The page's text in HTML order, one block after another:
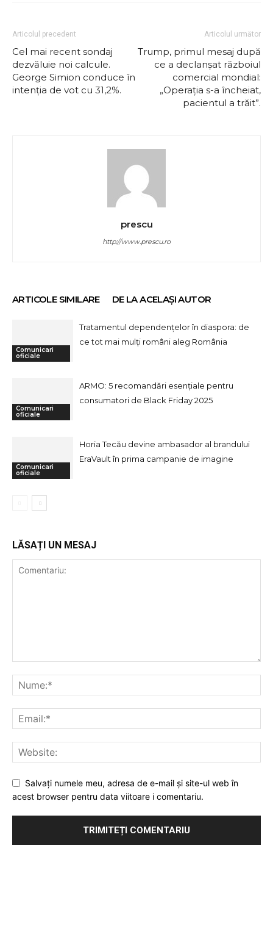
Articolul precedent
Cel mai recent sondaj
dezvăluie noi calcule.
George Simion conduce în
intenția de vot cu 31,2%.
Articolul următor
Trump, primul mesaj după
ce a declanșat războiul
comercial mondial:
„Operația s-a încheiat,
pacientul a trăit”.
prescu
http://www.prescu.ro
ARTICOLE SIMILARE DE LA ACELAȘI AUTOR
Comunicari
oficiale
Tratamentul dependențelor în diaspora: de
ce tot mai mulți români aleg România
Comunicari
oficiale
ARMO: 5 recomandări esențiale pentru
consumatori de Black Friday 2025
Comunicari
oficiale
Horia Tecău devine ambasador al brandului
EraVault în prima campanie de imagine
LĂSAȚI UN MESAJ
Salvați numele meu, adresa de e-mail și site-ul web în
acest browser pentru data viitoare i comentariu.